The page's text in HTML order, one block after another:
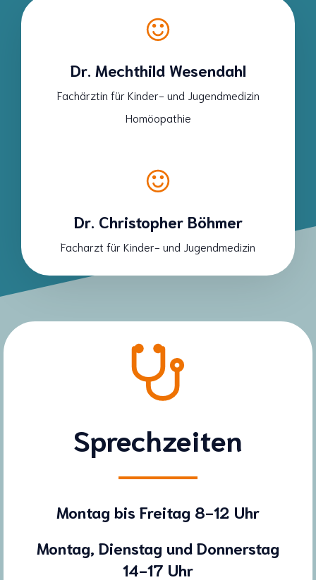
Dr. Mechthild Wesendahl
Fachärztin für Kinder- und Jugendmedizin
Homöopathie
Dr. Christopher Böhmer
Facharzt für Kinder- und Jugendmedizin
Sprechzeiten
Montag bis Freitag 8-12 Uhr
Montag, Dienstag und Donnerstag
14-17 Uhr